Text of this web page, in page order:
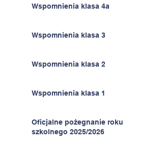
Wspomnienia klasa 4a
Wspomnienia klasa 3
Wspomnienia klasa 2
Wspomnienia klasa 1
Oficjalne pożegnanie roku
szkolnego 2025/2026